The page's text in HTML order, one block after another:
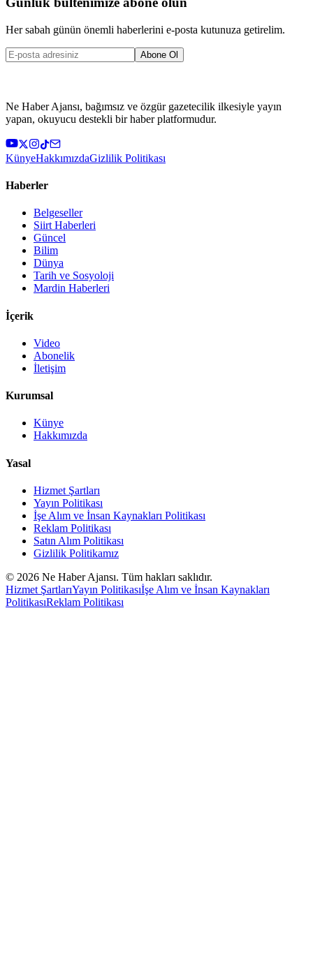
Her sabah günün önemli haberlerini e-posta kutunuza getirelim.
Abone Ol
Ne Haber Ajansı, bağımsız ve özgür gazetecilik ilkesiyle yayın
yapan, okuyucu destekli bir haber platformudur.
KünyeHakkımızdaGizlilik Politikası
Haberler
Belgeseller
Siirt Haberleri
Güncel
Bilim
Dünya
Tarih ve Sosyoloji
Mardin Haberleri
İçerik
Video
Abonelik
İletişim
Kurumsal
Künye
Hakkımızda
Yasal
Hizmet Şartları
Yayın Politikası
İşe Alım ve İnsan Kaynakları Politikası
Reklam Politikası
Satın Alım Politikası
Gizlilik Politikamız
© 2026 Ne Haber Ajansı. Tüm hakları saklıdır.
Hizmet ŞartlarıYayın Politikasıİşe Alım ve İnsan Kaynakları
PolitikasıReklam Politikası